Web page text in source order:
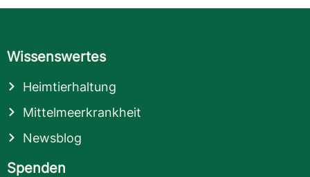
Wissenswertes
Heimtierhaltung
Mittelmeerkrankheit
Newsblog
Spenden